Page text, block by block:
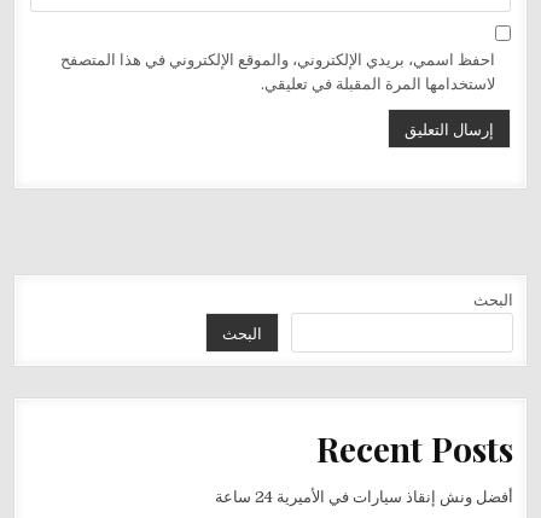
احفظ اسمي، بريدي الإلكتروني، والموقع الإلكتروني في هذا المتصفح
لاستخدامها المرة المقبلة في تعليقي.
البحث
البحث
Recent Posts
أفضل ونش إنقاذ سيارات في الأميرية 24 ساعة